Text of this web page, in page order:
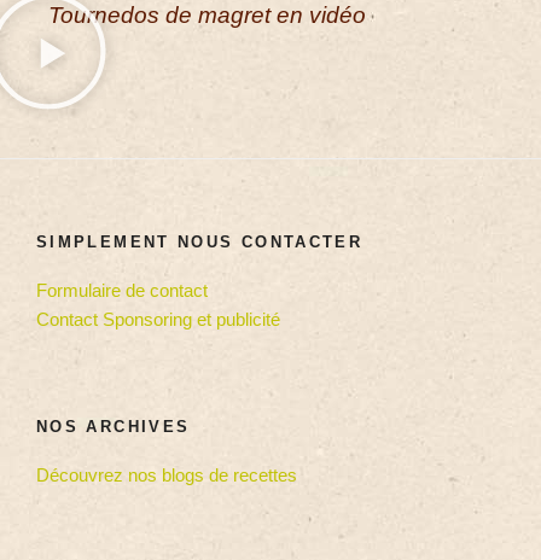
Tournedos de magret en vidéo
SIMPLEMENT NOUS CONTACTER
Formulaire de contact
Contact Sponsoring et publicité
NOS ARCHIVES
Découvrez nos blogs de recettes